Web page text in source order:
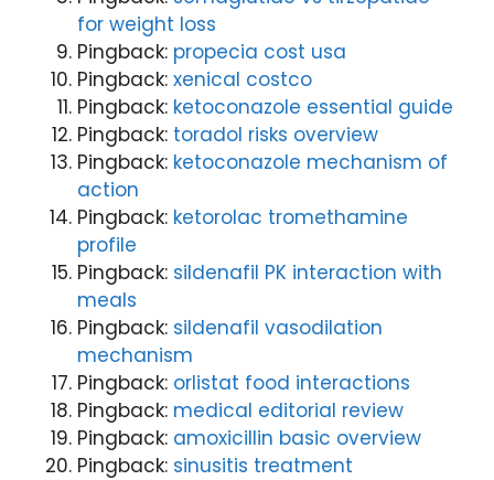
for weight loss
Pingback: propecia cost usa
Pingback: xenical costco
Pingback: ketoconazole essential guide
Pingback: toradol risks overview
Pingback: ketoconazole mechanism of
action
Pingback: ketorolac tromethamine
profile
Pingback: sildenafil PK interaction with
meals
Pingback: sildenafil vasodilation
mechanism
Pingback: orlistat food interactions
Pingback: medical editorial review
Pingback: amoxicillin basic overview
Pingback: sinusitis treatment